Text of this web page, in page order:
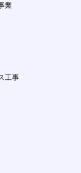
業
工事